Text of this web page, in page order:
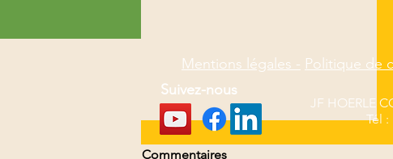
Commentaires
Mentions légales - Politique de
Suivez-nous
JF HOERLE
Tél :